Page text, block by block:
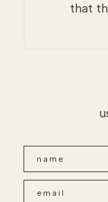
that